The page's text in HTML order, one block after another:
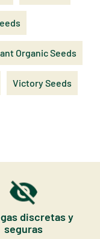
Organic Seeds
Victory Seeds
discretas y
seguras